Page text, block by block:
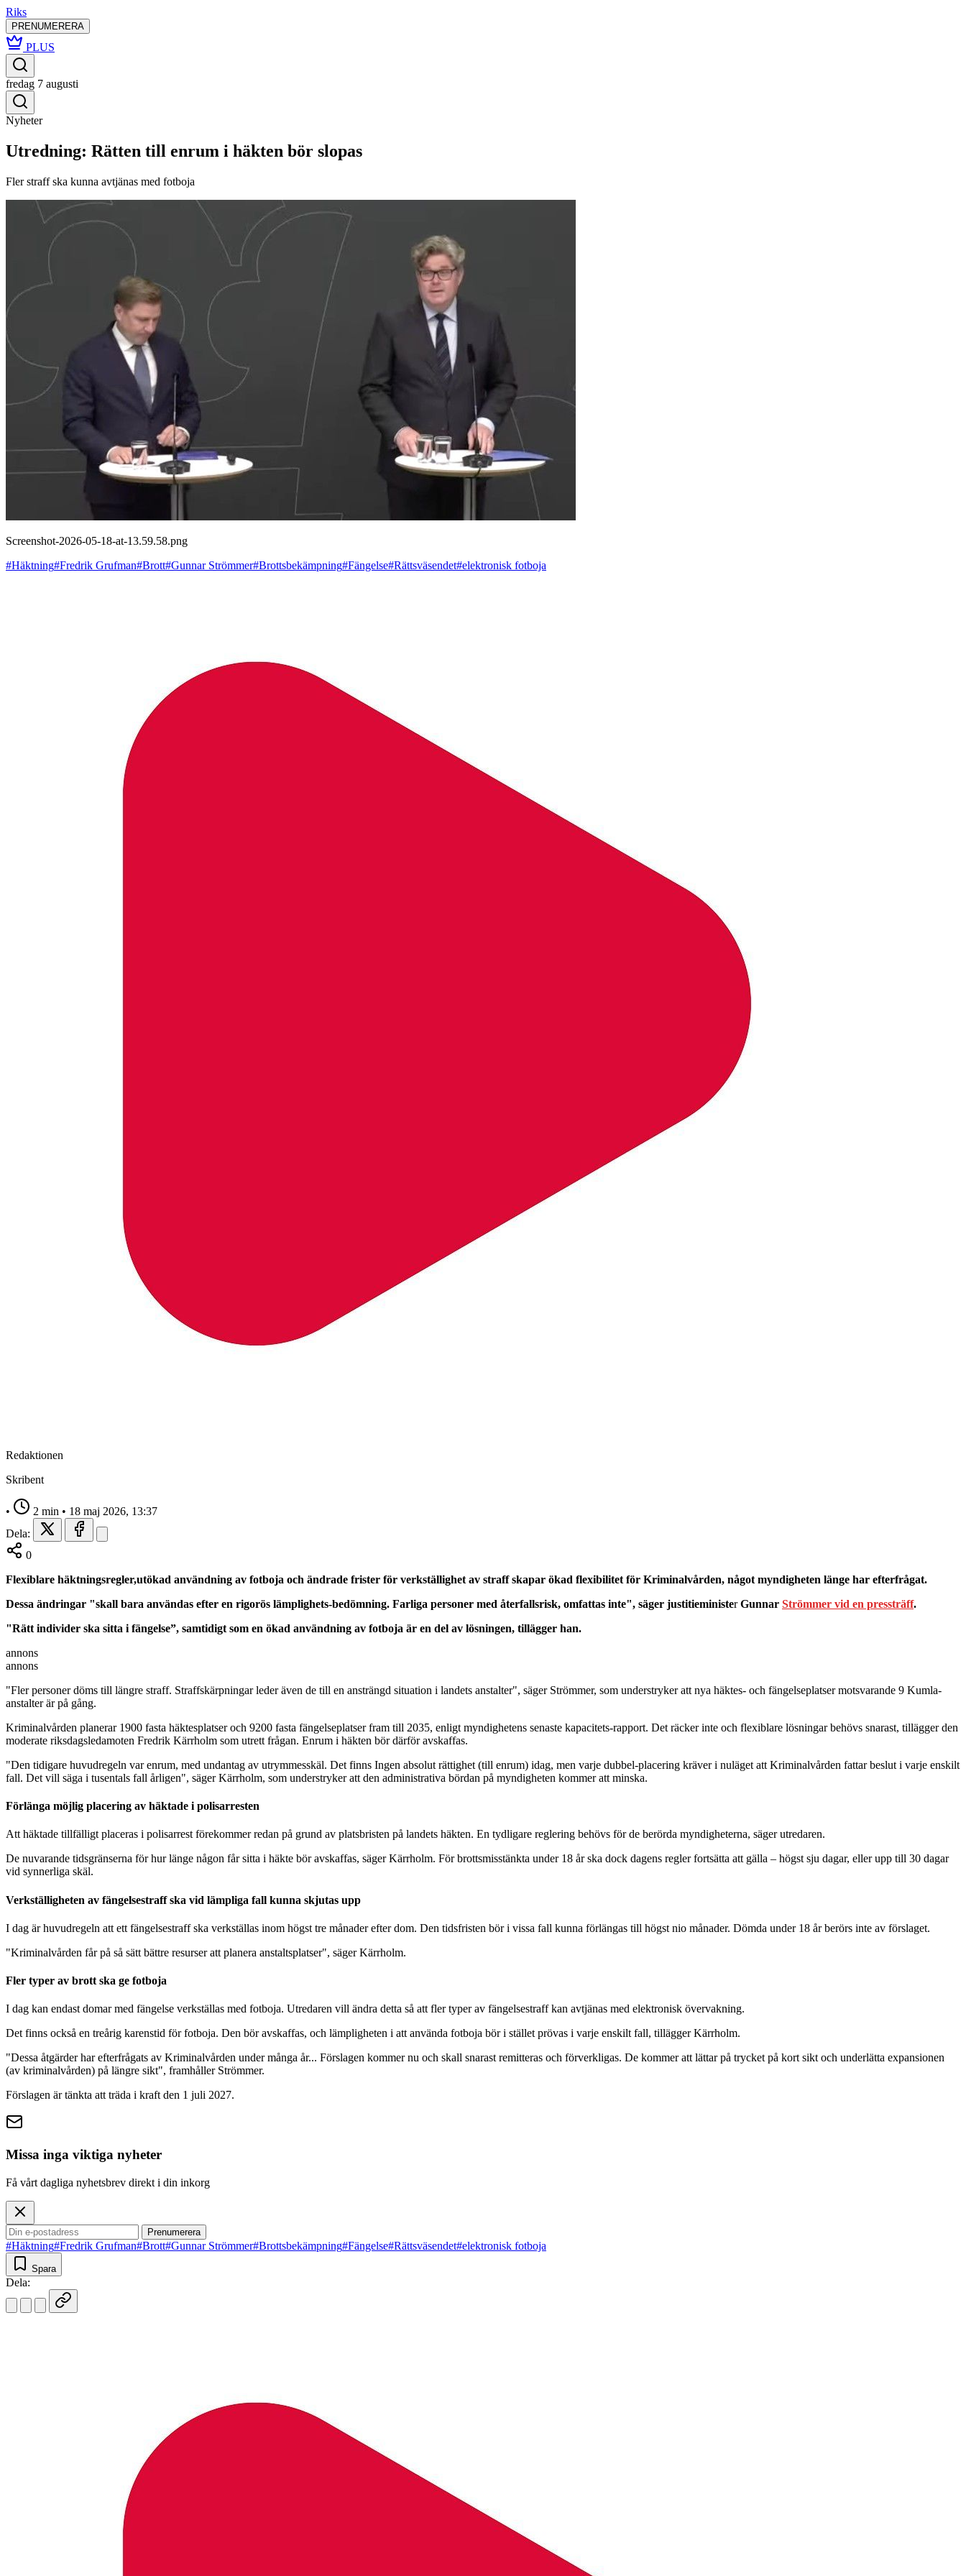
Riks
PRENUMERERA
PLUS
fredag 7 augusti
Nyheter
Utredning: Rätten till enrum i häkten bör slopas
Fler straff ska kunna avtjänas med fotboja
Screenshot-2026-05-18-at-13.59.58.png
#Häktning#Fredrik Grufman#Brott#Gunnar Strömmer#Brottsbekämpning#Fängelse#Rättsväsendet#elektronisk fotboja
Redaktionen
Skribent
• 2 min • 18 maj 2026, 13:37
Dela:
0
Flexiblare häktningsregler,utökad användning av fotboja och ändrade frister för verkställighet av straff skapar ökad flexibilitet för Kriminalvården, något myndigheten länge har efterfrågat.
Dessa ändringar "skall bara användas efter en rigorös lämplighets-bedömning. Farliga personer med återfallsrisk, omfattas inte", säger justitieministerGunnar Strömmer vid en pressträff.
"Rätt individer ska sitta i fängelse”, samtidigt som en ökad användning av fotboja är en del av lösningen, tillägger han.
annons
annons
"Fler personer döms till längre straff. Straffskärpningar leder även de till en ansträngd situation i landets anstalter", säger Strömmer, som understryker att nya häktes- och fängelseplatser motsvarande 9 Kumla-
anstalter är på gång.
Kriminalvården planerar 1900 fasta häktesplatser och 9200 fasta fängelseplatser fram till 2035, enligt myndighetens senaste kapacitets-rapport. Det räcker inte och flexiblare lösningar behövs snarast, tillägger den
moderate riksdagsledamoten Fredrik Kärrholm som utrett frågan. Enrum i häkten bör därför avskaffas.
"Den tidigare huvudregeln var enrum, med undantag av utrymmesskäl. Det finns Ingen absolut rättighet (till enrum) idag, men varje dubbel-placering kräver i nuläget att Kriminalvården fattar beslut i varje enskilt
fall. Det vill säga i tusentals fall årligen", säger Kärrholm, som understryker att den administrativa bördan på myndigheten kommer att minska.
Förlänga möjlig placering av häktade i polisarresten
Att häktade tillfälligt placeras i polisarrest förekommer redan på grund av platsbristen på landets häkten. En tydligare reglering behövs för de berörda myndigheterna, säger utredaren.
De nuvarande tidsgränserna för hur länge någon får sitta i häkte bör avskaffas, säger Kärrholm. För brottsmisstänkta under 18 år ska dock dagens regler fortsätta att gälla – högst sju dagar, eller upp till 30 dagar
vid synnerliga skäl.
Verkställigheten av fängelsestraff ska vid lämpliga fall kunna skjutas upp
I dag är huvudregeln att ett fängelsestraff ska verkställas inom högst tre månader efter dom. Den tidsfristen bör i vissa fall kunna förlängas till högst nio månader. Dömda under 18 år berörs inte av förslaget.
"Kriminalvården får på så sätt bättre resurser att planera anstaltsplatser", säger Kärrholm.
Fler typer av brott ska ge fotboja
I dag kan endast domar med fängelse verkställas med fotboja. Utredaren vill ändra detta så att fler typer av fängelsestraff kan avtjänas med elektronisk övervakning.
Det finns också en treårig karenstid för fotboja. Den bör avskaffas, och lämpligheten i att använda fotboja bör i stället prövas i varje enskilt fall, tillägger Kärrholm.
"Dessa åtgärder har efterfrågats av Kriminalvården under många år... Förslagen kommer nu och skall snarast remitteras och förverkligas. De kommer att lättar på trycket på kort sikt och underlätta expansionen
(av kriminalvården) på längre sikt", framhåller Strömmer.
Förslagen är tänkta att träda i kraft den 1 juli 2027.
Missa inga viktiga nyheter
Få vårt dagliga nyhetsbrev direkt i din inkorg
Prenumerera
#Häktning#Fredrik Grufman#Brott#Gunnar Strömmer#Brottsbekämpning#Fängelse#Rättsväsendet#elektronisk fotboja
Spara
Dela: